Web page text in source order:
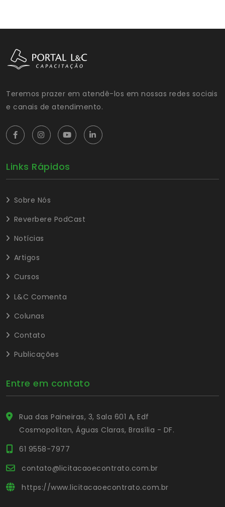
Teremos prazer em atendê-los em nossas redes sociais
e canais de atendimento.
Links Rápidos
Sobre Nós
Reverbere PodCast
Notícias
Artigos
Cursos
L&C Comenta
Colunas
Contato
Publicações
Entre em contato
Rua das Paineiras, 3, Sala 601 A, Edf
Cosmopolitan, Águas Claras, Brasília - DF.
61 9558-7977
contato@licitacaoecontrato.com.br
https://www.licitacaoecontrato.com.br